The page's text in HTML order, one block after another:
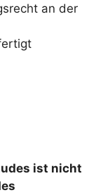
an der
ist nicht